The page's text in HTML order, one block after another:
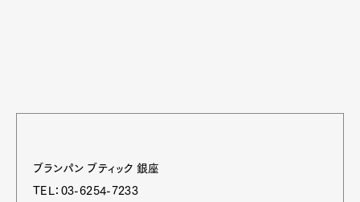
ブランパン ブティック 銀座
TEL：03-6254-7233